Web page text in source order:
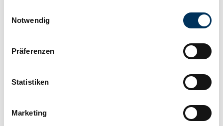
Trigger Symbol ändern oder widerrufen
Informationen über Ihre geografische Lage
können
bestimmten Merkmalen (Fingerprinting) identifizieren
Erfahren Sie mehr darüber, wie Ihre persönlichen Daten
Notwendig
Präferenzen
Statistiken
Marketing